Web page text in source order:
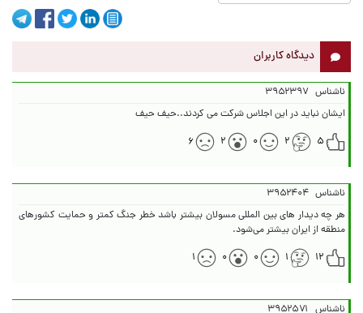
دیدگاه کاربران
ناشناس ۳۹۵۲۳۹۷
ایشان نباید در این اجلاس شرکت می کردند..حیف حیف
۵
۲ ۰ ۲ ۶
ناشناس ۳۹۵۲۴۰۴
هر چه دیدار های بین المللی مسولان بیشتر باشد خطر جنگ کمتر و حمایت کشورهای
منطقه از ایران بیشتر می‌شود.
۱۲
۱ ۰ ۰ ۱
ناشناس ۳۹۵۲۵۷۱